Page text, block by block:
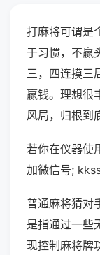
打麻将可谓是
于习惯，不赢
三，四连摸三
赢钱。理想很
风局，归根到
若你在仪器使
加微信号;
普通麻将猜对
是指通过一些
现控制麻将牌